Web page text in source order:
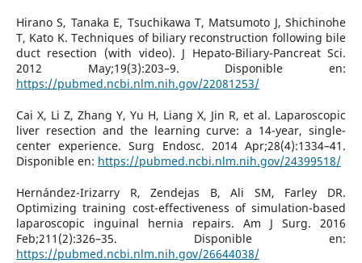
Hirano S, Tanaka E, Tsuchikawa T, Matsumoto J, Shichinohe
T, Kato K. Techniques of biliary reconstruction following bile
duct resection (with video). J Hepato-Biliary-Pancreat Sci.
2012 May;19(3):203–9. Disponible en:
https://pubmed.ncbi.nlm.nih.gov/22081253/
Cai X, Li Z, Zhang Y, Yu H, Liang X, Jin R, et al. Laparoscopic
liver resection and the learning curve: a 14-year, single-
center experience. Surg Endosc. 2014 Apr;28(4):1334–41.
Disponible en: https://pubmed.ncbi.nlm.nih.gov/24399518/
Hernández-Irizarry R, Zendejas B, Ali SM, Farley DR.
Optimizing training cost-effectiveness of simulation-based
laparoscopic inguinal hernia repairs. Am J Surg. 2016
Feb;211(2):326–35. Disponible en:
https://pubmed.ncbi.nlm.nih.gov/26644038/